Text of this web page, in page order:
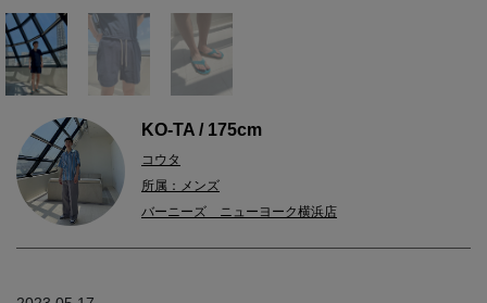
KO-TA / 175cm
コウタ
所属：メンズ
バーニーズ ニューヨーク横浜店